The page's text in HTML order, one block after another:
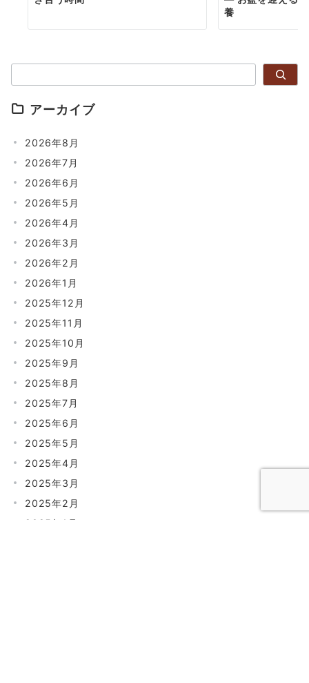
養
アーカイブ
2026年8月
2026年7月
2026年6月
2026年5月
2026年4月
2026年3月
2026年2月
2026年1月
2025年12月
2025年11月
2025年10月
2025年9月
2025年8月
2025年7月
2025年6月
2025年5月
2025年4月
2025年3月
2025年2月
2025年1月